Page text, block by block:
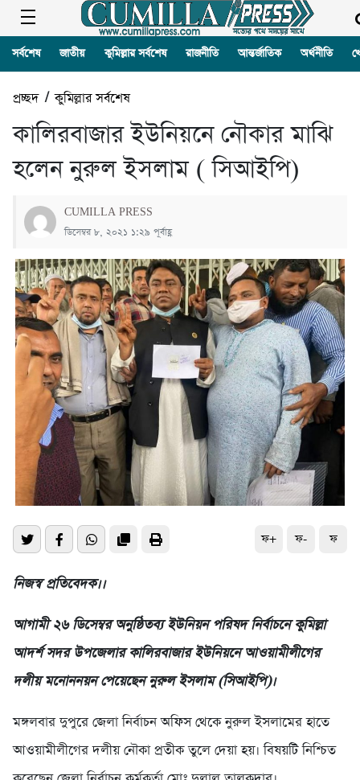
সর্বশেষ জাতীয় কুমিল্লার সর্বশেষ রাজনীতি আন্তর্জাতিক অর্থনীতি
প্রচ্ছদ/কুমিল্লার সর্বশেষ
কালিরবাজার ইউনিয়নে নৌকার মাঝি
হলেন নুরুল ইসলাম ( সিআইপি)
CUMILLA PRESS
ডিসেম্বর ৮, ২০২১ ১:২৯ পূর্বাহ্ণ
ফ+ ফ- ফ
নিজস্ব প্রতিবেদক।।
আগামী ২৬ ডিসেম্বর অনুষ্ঠিতব্য ইউনিয়ন পরিষদ নির্বাচনে কুমিল্লা
আদর্শ সদর উপজেলার কালিরবাজার ইউনিয়নে আওয়ামীলীগের
দলীয় মনোননয়ন পেয়েছেন নুরুল ইসলাম (সিআইপি)।
মঙ্গলবার দুপুরে জেলা নির্বাচন অফিস থেকে নুরুল ইসলামের হাতে
আওয়ামীলীগের দলীয় নৌকা প্রতীক তুলে দেয়া হয়। বিষয়টি নিশ্চিত